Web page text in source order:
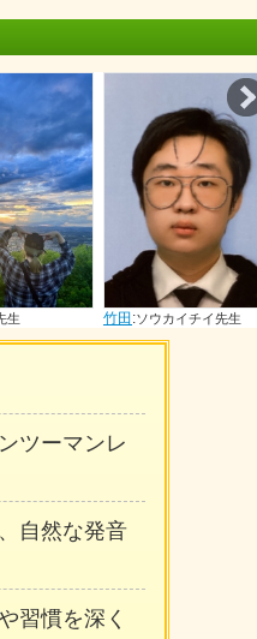
ソウカイチイ先生 竹田
ツーマンレ
自然な発音
習慣を深く